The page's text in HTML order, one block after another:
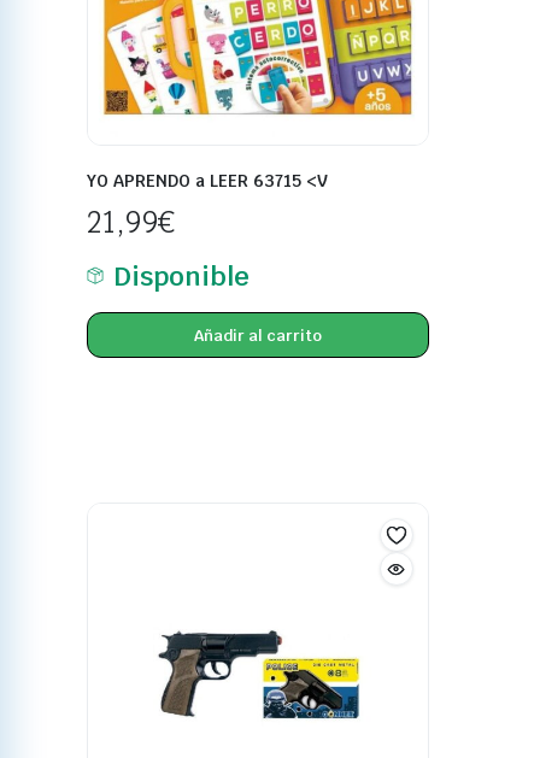
YO APRENDO a LEER 63715 <V
21,99€
Disponible
Añadir al carrito